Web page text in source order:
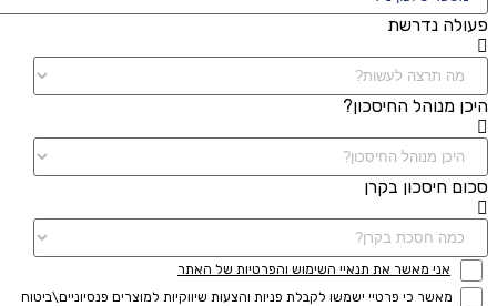
פעולה נדרשת
היכן מנוהל החיסכון?
סכום חיסכון בקרן
אני מאשר את תנאיי השימוש והפרטיות של האתר
מאשר כי פרטיי ישמשו לקבלת פניות והצעות שיווקיות למוצרים פנסיוניים\ביטוח